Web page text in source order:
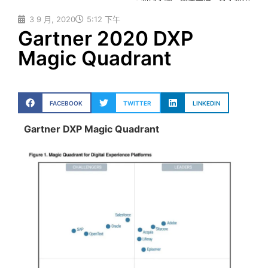
3 9 月, 2020 5:12 下午
Gartner 2020 DXP
Magic Quadrant
FACEBOOK TWITTER LINKEDIN
Gartner DXP Magic Quadrant